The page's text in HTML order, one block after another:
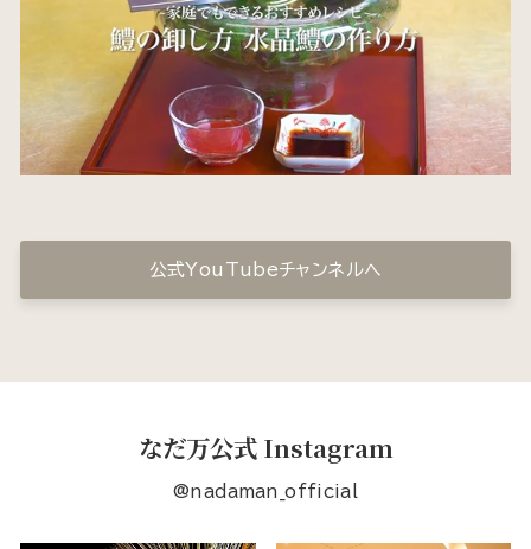
公式YouTubeチャンネルへ
なだ万公式 Instagram
@nadaman_official